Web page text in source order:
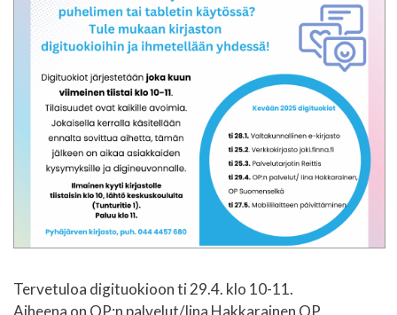
Tervetuloa digituokioon ti 29.4. klo 10-11.
Aiheena on OP:n palvelut/Iina Hakkarainen OP